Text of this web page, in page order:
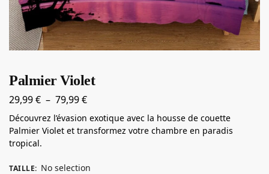
Palmier Violet
29,99€ – 79,99€
Découvrez l’évasion exotique avec la housse de couette
Palmier Violet et transformez votre chambre en paradis
tropical.
TAILLE: No selection